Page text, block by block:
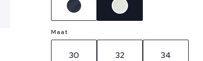
Maat
30 32 34